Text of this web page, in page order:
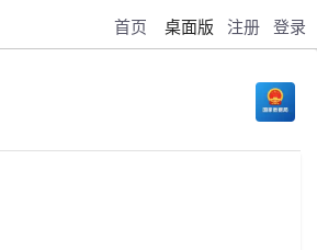
首页 桌面版 注册 登录